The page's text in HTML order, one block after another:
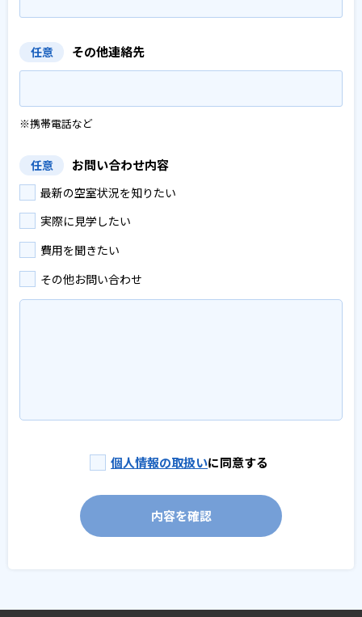
任意 その他連絡先
※携帯電話など
任意 お問い合わせ内容
最新の空室状況を知りたい
実際に見学したい
費用を聞きたい
その他お問い合わせ
個人情報の取扱いに同意する
内容を確認